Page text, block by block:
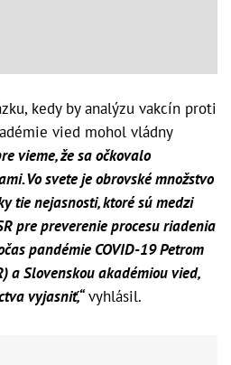
kedy by analýzu vakcín proti
vied mohol vládny
vieme, že sa očkovalo
Vo svete je obrovské množstvo
tie nejasnosti, ktoré sú medzi
pre preverenie procesu riadenia
pandémie COVID-19 Petrom
a Slovenskou akadémiou vied,
vyjasniť,“vyhlásil.